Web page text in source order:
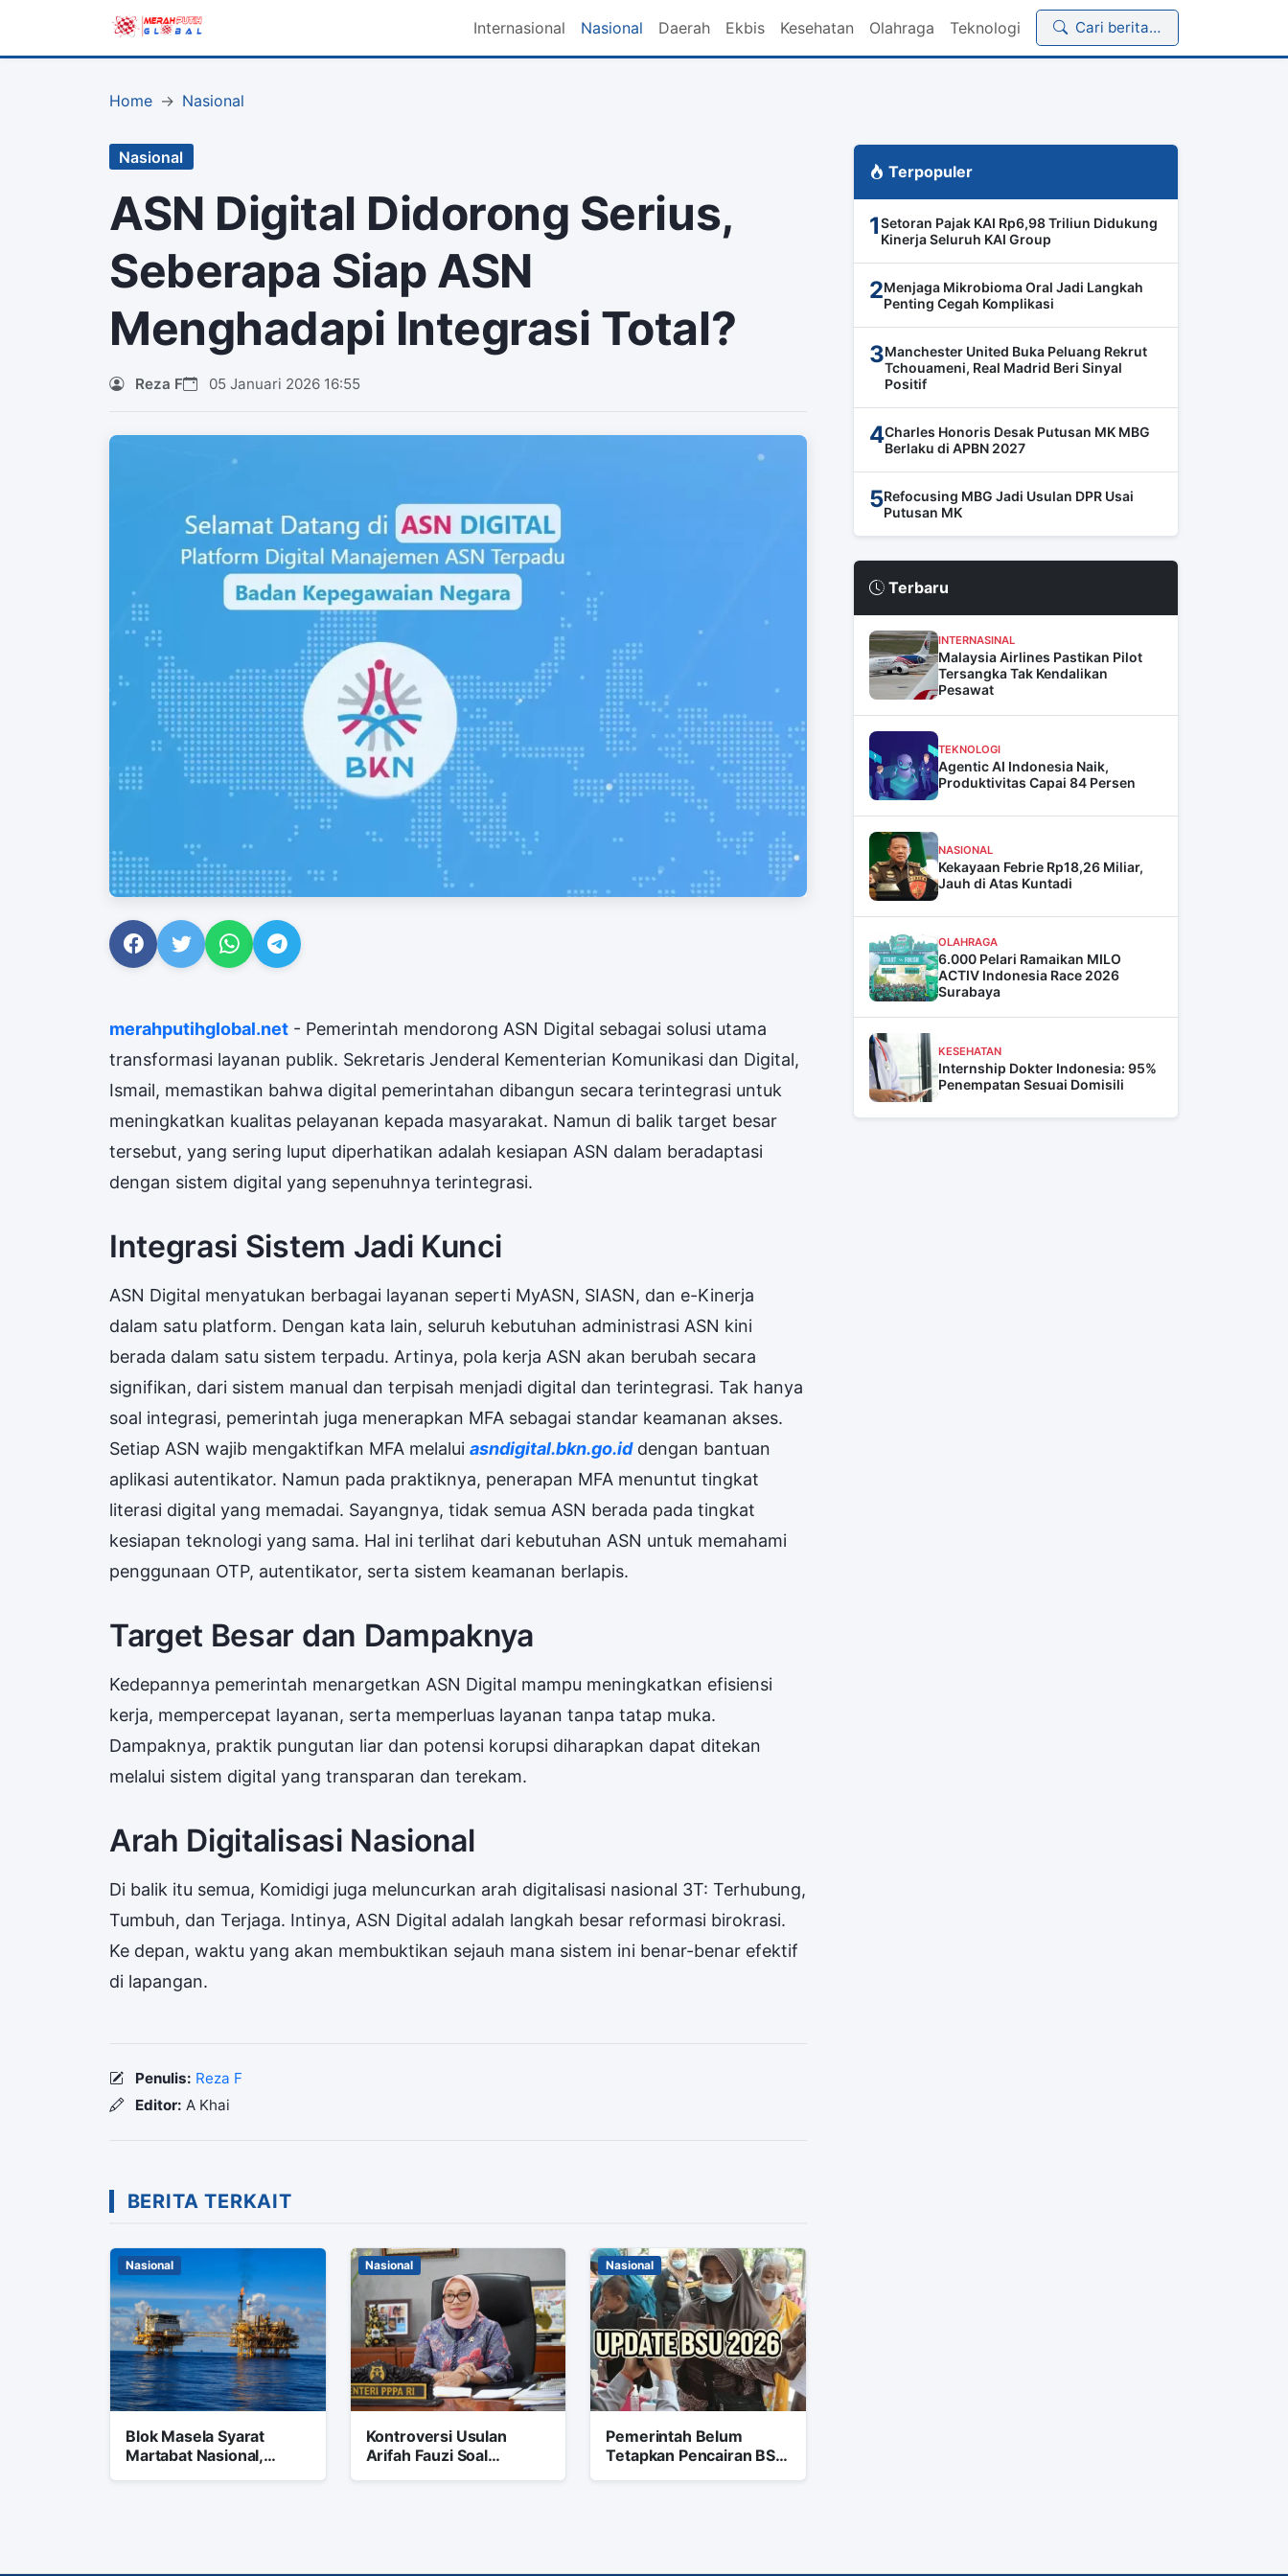
Internasional Nasional Daerah Ekbis Kesehatan Olahraga Teknologi Cari berita…
Home Nasional
Nasional
ASN Digital Didorong Serius,
Seberapa Siap ASN
Menghadapi Integrasi Total?
Reza F 05 Januari 2026 16:55
merahputihglobal.net - Pemerintah mendorong ASN Digital sebagai solusi utama
transformasi layanan publik. Sekretaris Jenderal Kementerian Komunikasi dan Digital,
Ismail, memastikan bahwa digital pemerintahan dibangun secara terintegrasi untuk
meningkatkan kualitas pelayanan kepada masyarakat. Namun di balik target besar
tersebut, yang sering luput diperhatikan adalah kesiapan ASN dalam beradaptasi
dengan sistem digital yang sepenuhnya terintegrasi.
Integrasi Sistem Jadi Kunci
ASN Digital menyatukan berbagai layanan seperti MyASN, SIASN, dan e-Kinerja
dalam satu platform. Dengan kata lain, seluruh kebutuhan administrasi ASN kini
berada dalam satu sistem terpadu. Artinya, pola kerja ASN akan berubah secara
signifikan, dari sistem manual dan terpisah menjadi digital dan terintegrasi. Tak hanya
soal integrasi, pemerintah juga menerapkan MFA sebagai standar keamanan akses.
Setiap ASN wajib mengaktifkan MFA melalui asndigital.bkn.go.iddengan bantuan
aplikasi autentikator. Namun pada praktiknya, penerapan MFA menuntut tingkat
literasi digital yang memadai. Sayangnya, tidak semua ASN berada pada tingkat
kesiapan teknologi yang sama. Hal ini terlihat dari kebutuhan ASN untuk memahami
penggunaan OTP, autentikator, serta sistem keamanan berlapis.
Target Besar dan Dampaknya
Kedepannya pemerintah menargetkan ASN Digital mampu meningkatkan efisiensi
kerja, mempercepat layanan, serta memperluas layanan tanpa tatap muka.
Dampaknya, praktik pungutan liar dan potensi korupsi diharapkan dapat ditekan
melalui sistem digital yang transparan dan terekam.
Arah Digitalisasi Nasional
Di balik itu semua, Komidigi juga meluncurkan arah digitalisasi nasional 3T: Terhubung,
Tumbuh, dan Terjaga. Intinya, ASN Digital adalah langkah besar reformasi birokrasi.
Ke depan, waktu yang akan membuktikan sejauh mana sistem ini benar-benar efektif
di lapangan.
Penulis: Reza F
Editor: A Khai
BERITA TERKAIT
Nasional
Blok Masela Syarat
Martabat Nasional,
Nasional
Kontroversi Usulan
Arifah Fauzi Soal
Nasional
Pemerintah Belum
Tetapkan Pencairan BSU
Terpopuler
1Setoran Pajak KAI Rp6,98 Triliun Didukung
Kinerja Seluruh KAI Group
2Menjaga Mikrobioma Oral Jadi Langkah
Penting Cegah Komplikasi
3Manchester United Buka Peluang Rekrut
Tchouameni, Real Madrid Beri Sinyal
Positif
4Charles Honoris Desak Putusan MK MBG
Berlaku di APBN 2027
5Refocusing MBG Jadi Usulan DPR Usai
Putusan MK
Terbaru
INTERNASINAL
Malaysia Airlines Pastikan Pilot
Tersangka Tak Kendalikan
Pesawat
TEKNOLOGI
Agentic AI Indonesia Naik,
Produktivitas Capai 84 Persen
NASIONAL
Kekayaan Febrie Rp18,26 Miliar,
Jauh di Atas Kuntadi
OLAHRAGA
6.000 Pelari Ramaikan MILO
ACTIV Indonesia Race 2026
Surabaya
KESEHATAN
Internship Dokter Indonesia: 95%
Penempatan Sesuai Domisili